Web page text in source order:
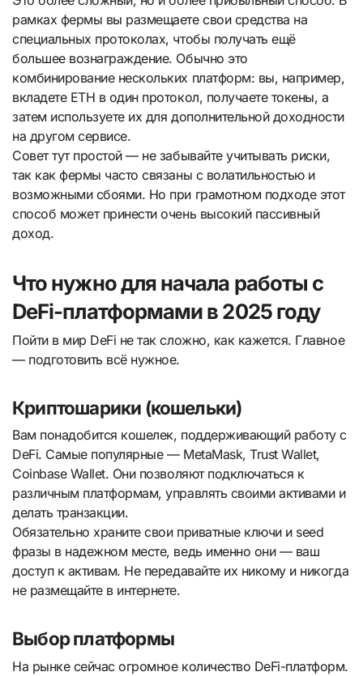
рамках фермы вы размещаете свои средства на
специальных протоколах, чтобы получать ещё
большее вознаграждение. Обычно это
комбинирование нескольких платформ: вы, например,
вкладете ETH в один протокол, получаете токены, а
затем используете их для дополнительной доходности
на другом сервисе.
Совет тут простой — не забывайте учитывать риски,
так как фермы часто связаны с волатильностью и
возможными сбоями. Но при грамотном подходе этот
способ может принести очень высокий пассивный
доход.
Что нужно для начала работы с
DeFi-платформами в 2025 году
Пойти в мир DeFi не так сложно, как кажется. Главное
— подготовить всё нужное.
Криптошарики (кошельки)
Вам понадобится кошелек, поддерживающий работу с
DeFi. Самые популярные — MetaMask, Trust Wallet,
Coinbase Wallet. Они позволяют подключаться к
различным платформам, управлять своими активами и
делать транзакции.
Обязательно храните свои приватные ключи и seed
фразы в надежном месте, ведь именно они — ваш
доступ к активам. Не передавайте их никому и никогда
не размещайте в интернете.
Выбор платформы
На рынке сейчас огромное количество DeFi-платформ.